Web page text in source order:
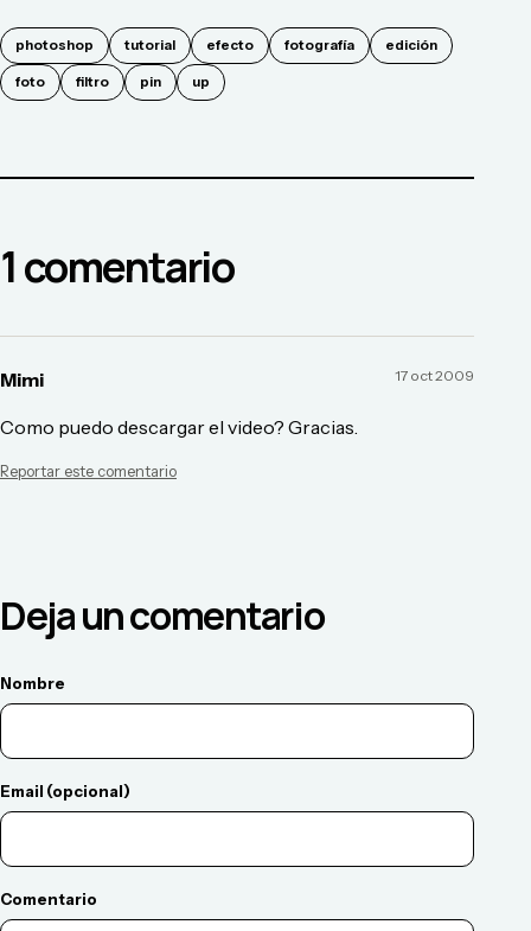
photoshop tutorial efecto fotografía edición
foto filtro pin up
1comentario
Mimi 17 oct 2009
Como puedo descargar el video? Gracias.
Reportar este comentario
Deja un comentario
Nombre
Email (opcional)
Comentario